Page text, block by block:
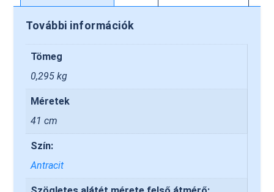
További információk
Tömeg
0,295 kg
Méretek
41 cm
Szín:
Antracit